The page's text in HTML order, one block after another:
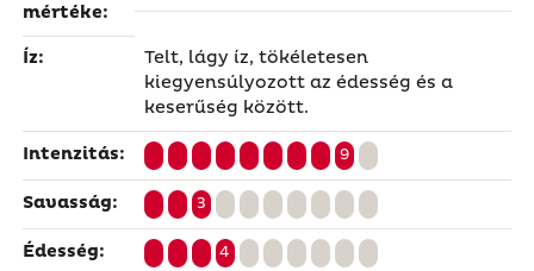
mértéke:
Íz:
Telt, lágy íz, tökéletesen
kiegyensúlyozott az édesség és a
keserűség között.
Intenzitás: 9
Savasság: 3
Édesség: 4